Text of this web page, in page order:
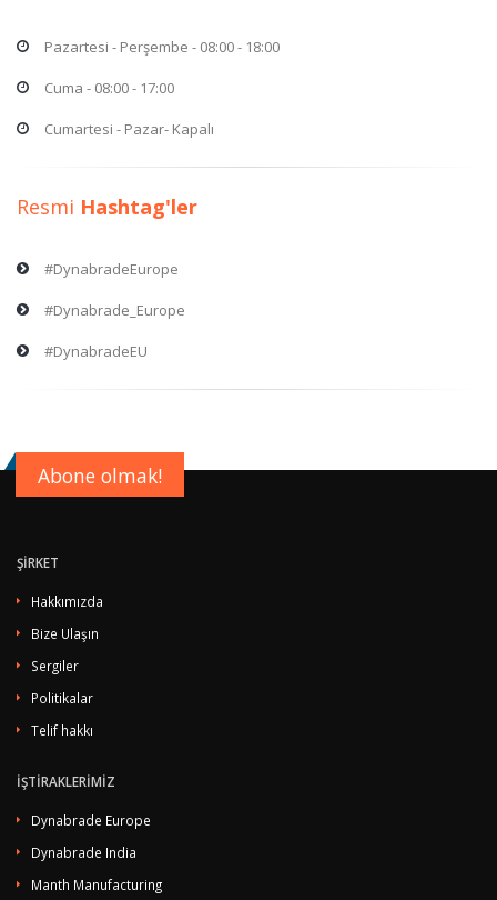
Pazartesi - Perşembe - 08:00 - 18:00
Cuma - 08:00 - 17:00
Cumartesi - Pazar- Kapalı
Resmi Hashtag'ler
#DynabradeEurope
#Dynabrade_Europe
#DynabradeEU
Abone olmak!
ŞİRKET
Hakkımızda
Bize Ulaşın
Sergiler
Politikalar
Telif hakkı
İŞTİRAKLERİMİZ
Dynabrade Europe
Dynabrade India
Manth Manufacturing